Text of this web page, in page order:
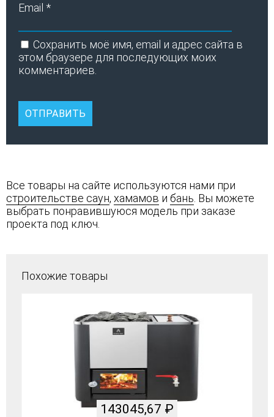
Email *
Сохранить моё имя, email и адрес сайта в
этом браузере для последующих моих
комментариев.
Все товары на сайте используются нами при
строительстве саун, хамамов и бань . Вы можете
выбрать понравившуюся модель при заказе
проекта под ключ.
Похожие товары
143045,67 ₽